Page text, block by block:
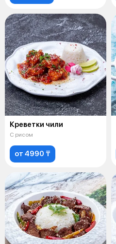
Креветки чили
С рисом
от 4990 ₸